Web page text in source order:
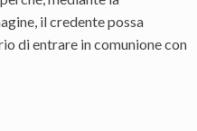
il credente possa
di entrare in comunione con